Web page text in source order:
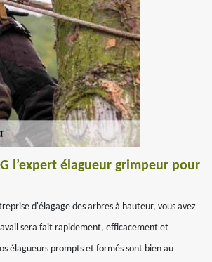
l’expert élagueur grimpeur pour
d'élagage des arbres à hauteur, vous avez
sera fait rapidement, efficacement et
élagueurs prompts et formés sont bien au